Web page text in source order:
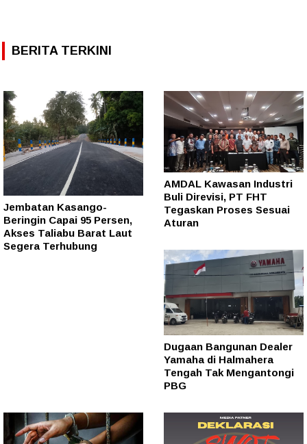
BERITA TERKINI
Jembatan Kasango-
Beringin Capai 95 Persen,
Akses Taliabu Barat Laut
Segera Terhubung
AMDAL Kawasan Industri
Buli Direvisi, PT FHT
Tegaskan Proses Sesuai
Aturan
Dugaan Bangunan Dealer
Yamaha di Halmahera
Tengah Tak Mengantongi
PBG